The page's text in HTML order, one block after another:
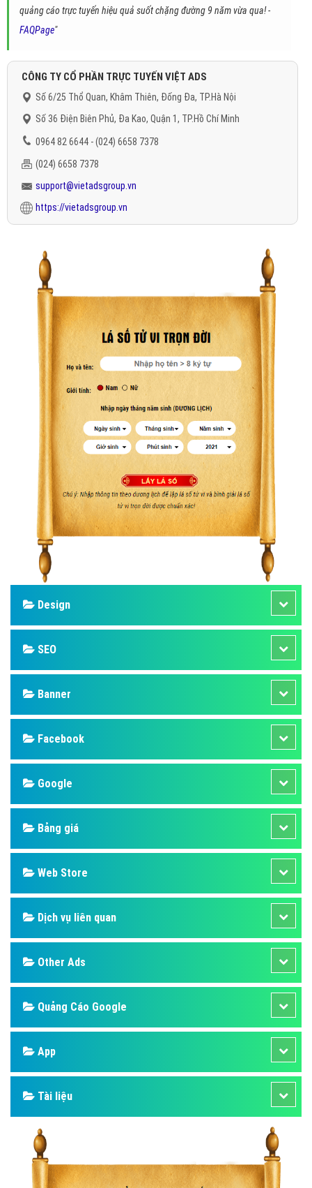
quảng cáo trực tuyến hiệu quả suốt chặng đường 9 năm vừa qua! -
FAQPage"
CÔNG TY CỔ PHẦN TRỰC TUYẾN VIỆT ADS
Số 6/25 Thổ Quan, Khâm Thiên, Đống Đa, TP.Hà Nội
Số 36 Điện Biên Phủ, Đa Kao, Quận 1, TP.Hồ Chí Minh
0964 82 6644 - (024) 6658 7378
(024) 6658 7378
support@vietadsgroup.vn
https://vietadsgroup.vn
Design
SEO
Banner
Facebook
Google
Bảng giá
Web Store
Dịch vụ liên quan
Other Ads
Quảng Cáo Google
App
Tài liệu